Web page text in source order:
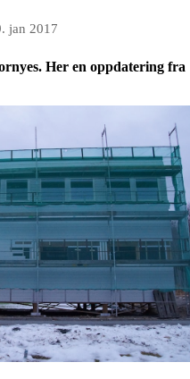
jan 2017
Her en oppdatering fra